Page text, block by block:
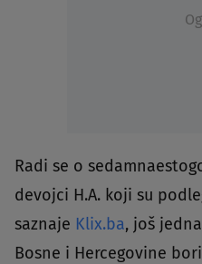
Radi se o
devojci H.A. koji su
saznaje Klix.ba, još
Bosne i Hercegovine